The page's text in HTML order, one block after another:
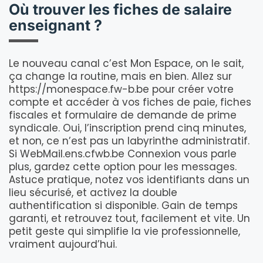
Où trouver les fiches de salaire
enseignant ?
Le nouveau canal c’est Mon Espace, on le sait,
ça change la routine, mais en bien. Allez sur
https://monespace.fw-b.be pour créer votre
compte et accéder à vos fiches de paie, fiches
fiscales et formulaire de demande de prime
syndicale. Oui, l’inscription prend cinq minutes,
et non, ce n’est pas un labyrinthe administratif.
Si WebMail.ens.cfwb.be Connexion vous parle
plus, gardez cette option pour les messages.
Astuce pratique, notez vos identifiants dans un
lieu sécurisé, et activez la double
authentification si disponible. Gain de temps
garanti, et retrouvez tout, facilement et vite. Un
petit geste qui simplifie la vie professionnelle,
vraiment aujourd’hui.